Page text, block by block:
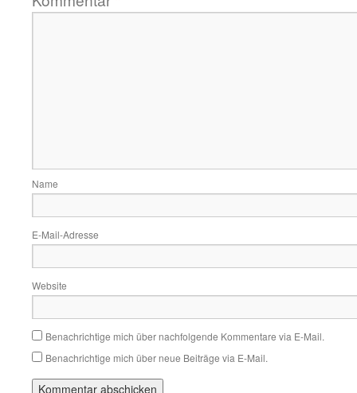
Name
E-Mail-Adresse
Website
Benachrichtige mich über nachfolgende Kommentare via E-Mail.
Benachrichtige mich über neue Beiträge via E-Mail.